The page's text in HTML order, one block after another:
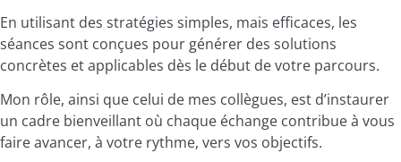
En utilisant des stratégies simples, mais efficaces, les
séances sont conçues pour générer des solutions
concrètes et applicables dès le début de votre parcours.
Mon rôle, ainsi que celui de mes collègues, est d’instaurer
un cadre bienveillant où chaque échange contribue à vous
faire avancer, à votre rythme, vers vos objectifs.